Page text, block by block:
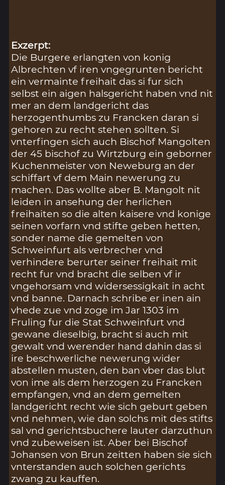
Exzerpt:
Die Burgere erlangten von konig
Albrechten vf iren vngegrunten bericht
ein vermainte freihait das si fur sich
selbst ein aigen halsgericht haben vnd nit
mer an dem landgericht das
herzogenthumbs zu Francken daran si
gehoren zu recht stehen sollten. Si
vnterfingen sich auch Bischof Mangolten
der 45 bischof zu Wirtzburg ein geborner
Kuchenmeister von Neweburg an der
schiffart vf dem Main newerung zu
machen. Das wollte aber B. Mangolt nit
leiden in ansehung der herlichen
freihaiten so die alten kaisere vnd konige
seinen vorfarn vnd stifte geben hetten,
sonder name die gemelten von
Schweinfurt als verbrecher vnd
verhindere berurter seiner freihait mit
recht fur vnd bracht die selben vf ir
vngehorsam vnd widersessigkait in acht
vnd banne. Darnach schribe er inen ain
vhede zue vnd zoge im Jar 1303 im
Fruling fur die Stat Schweinfurt vnd
gewane dieselbig, bracht si auch mit
gewalt vnd werender hand dahin das si
ire beschwerliche newerung wider
abstellen musten, den ban vber das blut
von ime als dem herzogen zu Francken
empfangen, vnd an dem gemelten
landgericht recht wie sich geburt geben
vnd nehmen, wie dan solchs mit des stifts
sal vnd gerichtsbuchere lauter darzuthun
vnd zubeweisen ist. Aber bei Bischof
Johansen von Brun zeitten haben sie sich
vnterstanden auch solchen gerichts
zwang zu kauffen.